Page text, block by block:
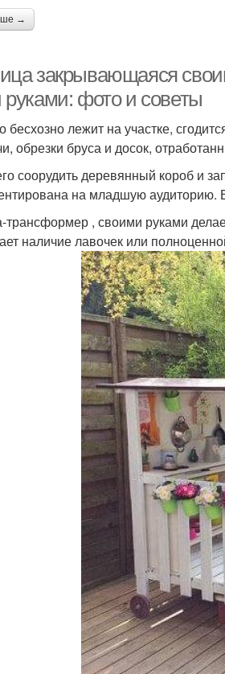
→
закрывающаяся
фото и советы
бесхозно лежит на участке,
обрезки бруса и досок,
соорудить деревянный короб и
на младшую аудиторию.
трансформер , своими руками
наличие лавочек или